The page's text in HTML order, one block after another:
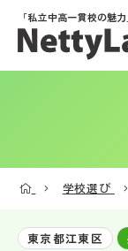
「私立中高一貫校の魅
学校選び
東京都江東区